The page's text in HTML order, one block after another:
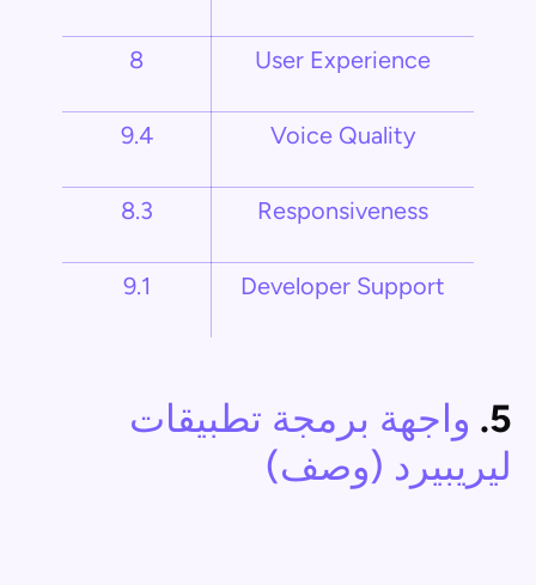
User Experience
8
Voice Quality
9.4
Responsiveness
8.3
Developer Support
9.1
5. واجهة برمجة تطبيقات
ليريبيرد (وصف)